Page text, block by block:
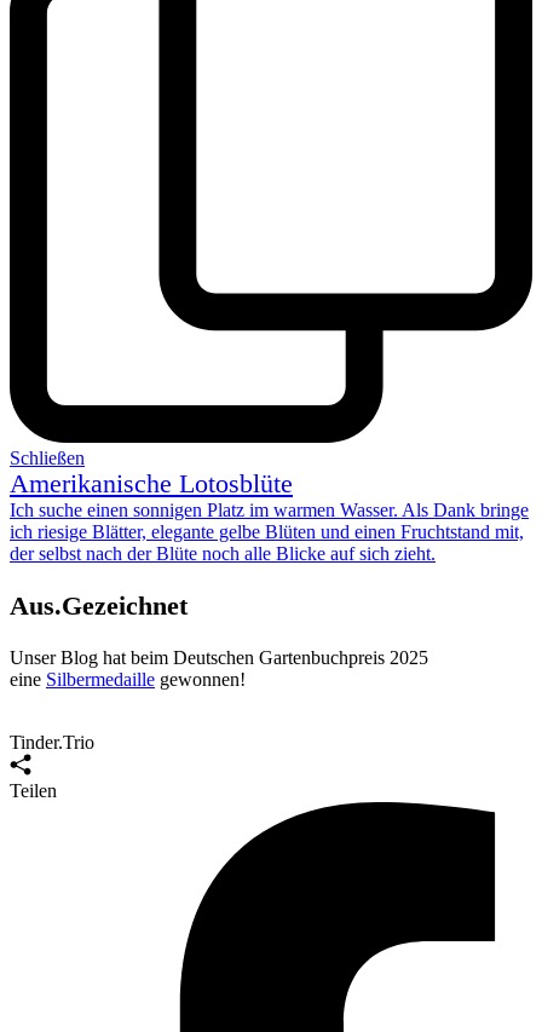
Schließen
Amerikanische Lotosblüte
Ich suche einen sonnigen Platz im warmen Wasser. Als Dank bringe
ich riesige Blätter, elegante gelbe Blüten und einen Fruchtstand mit,
der selbst nach der Blüte noch alle Blicke auf sich zieht.
Aus.Gezeichnet
Unser Blog hat beim Deutschen Gartenbuchpreis 2025
eine Silbermedaille gewonnen!
Tinder.Trio
Teilen